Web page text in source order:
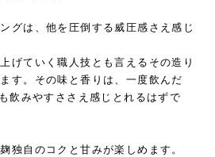
グは、他を圧倒する威圧感さえ感じ
げていく職人技とも言えるその造り
す。その味と香りは、一度飲んだ
飲みやすささえ感じとれるはずで
独自のコクと甘みが楽しめます。